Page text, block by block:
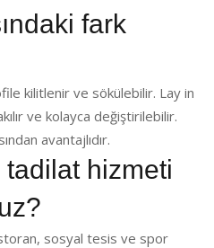
fark
kilitlenir ve sökülebilir. Lay in
ve kolayca değiştirilebilir.
avantajlıdır.
hizmeti
sosyal tesis ve spor